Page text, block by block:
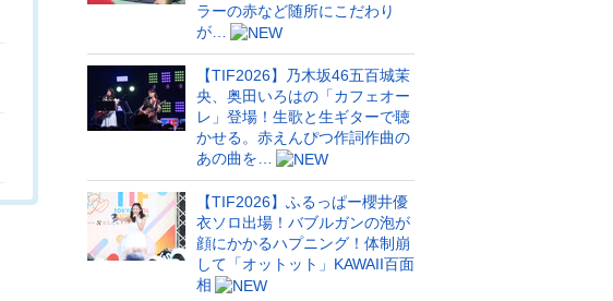
ラーの赤など随所にこだわり
が…
【TIF2026】乃木坂46五百城茉
央、奥田いろはの「カフェオー
レ」登場！生歌と生ギターで聴
かせる。赤えんぴつ作詞作曲の
あの曲を…
【TIF2026】ふるっぱー櫻井優
衣ソロ出場！バブルガンの泡が
顔にかかるハプニング！体制崩
して「オットット」KAWAII百面
相